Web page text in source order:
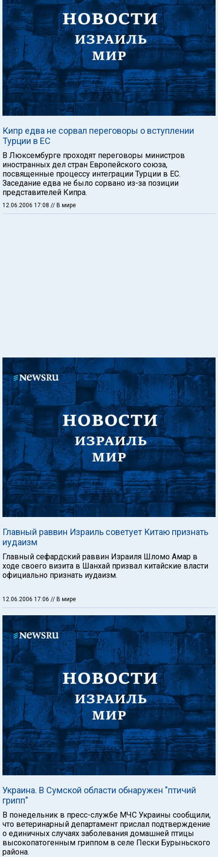
Кипр едва не сорвал переговоры о вступлении
Турции в ЕС
В Люксембурге проходят переговоры министров
иностранных дел стран Европейского союза,
посвященные процессу интеграции Турции в ЕС.
Заседание едва не было сорвано из-за позиции
представителей Кипра.
12.06.2006 17:08 // В мире
Главный раввин Израиль советует Китаю признать
иудаизм
Главный сефардский раввин Израиля Шломо Амар в
ходе своего визита в Шанхай призвал китайские власти
официально признать иудаизм.
12.06.2006 17:06 // В мире
Украина. В Сумской области обнаружен "птичий
грипп"
В понедельник в пресс-службе МЧС Украины сообщили,
что ветеринарный департамент прислал подтверждение
о единичных случаях заболевания домашней птицы
высокопатогенным гриппом в селе Пески Бурыньского
района.